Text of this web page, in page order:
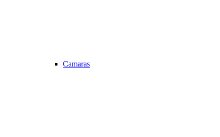
Camaras